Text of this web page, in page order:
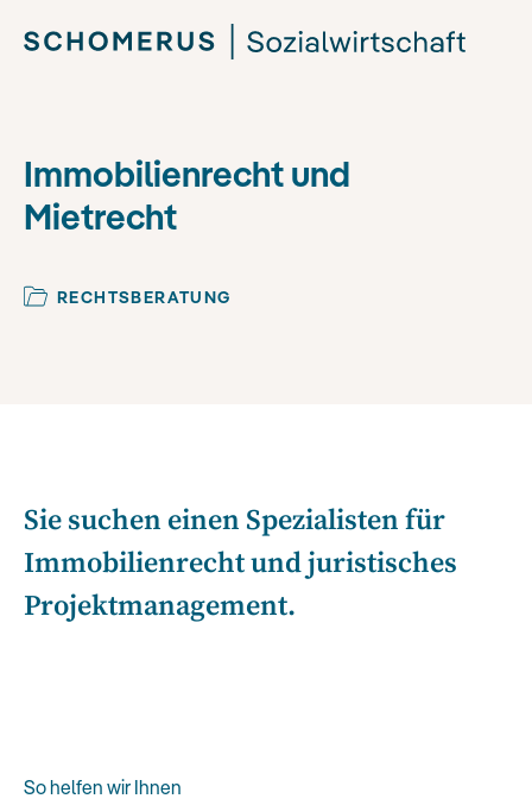
Immobilienrecht und
Mietrecht
RECHTSBERATUNG
Sie suchen einen Spezialisten für
Immobilienrecht und juristisches
Projektmanagement.
So helfen wir Ihnen